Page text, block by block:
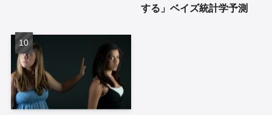
する」ベイズ統計学予測